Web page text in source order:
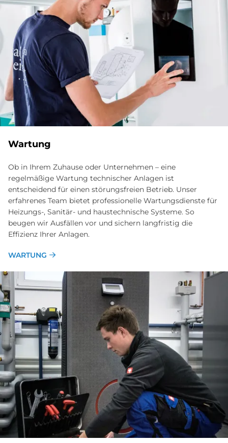
War­tung
Ob in Ihrem Zuhause oder Unternehmen – eine
regelmäßige Wartung technischer Anlagen ist
entscheidend für einen störungsfreien Betrieb. Unser
erfahrenes Team bietet professionelle Wartungsdienste für
Heizungs-, Sanitär- und haustechnische Systeme. So
beugen wir Ausfällen vor und sichern langfristig die
Effizienz Ihrer Anlagen.
WARTUNG